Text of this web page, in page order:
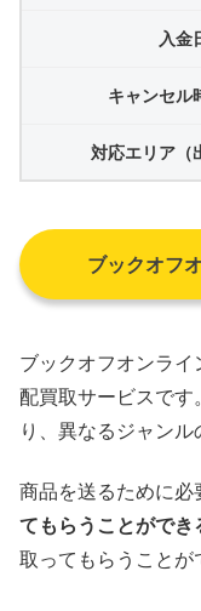
入金
キャンセル
対応エリア（
ブックオフ
ブックオフオンラ
配買取サービスで
り、異なるジャンル
商品を送るために必
てもらうことができ
取ってもらうことが